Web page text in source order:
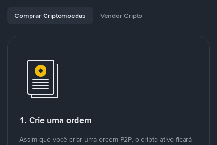
Comprar Criptomoedas Vender Cripto
1. Crie uma ordem
Assim que você criar uma ordem P2P, o cripto ativo ficará